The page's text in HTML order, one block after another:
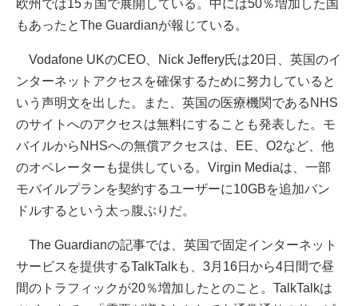
欧州では15ヵ国で展開している。中には50％増加した国
もあったとThe Guardianが報じている。
Vodafone UKのCEO、Nick Jeffery氏は20日、英国のイ
ンターネットアクセスを確保するために努力していると
いう声明文を出した。また、英国の医療機関であるNHS
のサイトへのアクセスは無料にすることも発表した。モ
バイルからNHSへの無償アクセスは、EE、O2など、他
のオペレーターも提供している。Virgin Mediaは、一部
モバイルプランを契約するユーザーに10GBを追加バン
ドルするという太っ腹ぶりだ。
The Guardianの記事では、英国で固定インターネット
サービスを提供するTalkTalkも、3月16日から4日間で昼
間のトラフィックが20％増加したとのこと。TalkTalkは